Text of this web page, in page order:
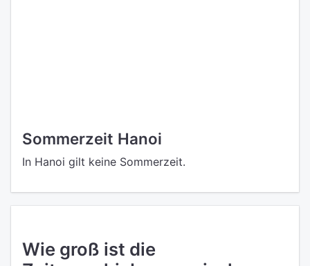
Sommerzeit Hanoi
In Hanoi gilt keine Sommerzeit.
Wie groß ist die